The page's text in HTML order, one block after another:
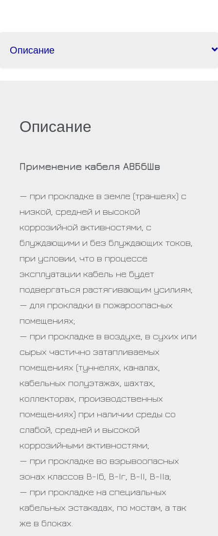
Описание
Описание
Применение кабеля АВБбШв
— при прокладке в земле (траншеях) с
низкой, средней и высокой
коррозийной активностями, с
блуждающими и без блуждающих токов,
при условии, что в процессе
эксплуатации кабель не будет
подвергаться растягивающим усилиям;
— для прокладки в пожароопасных
помещениях;
— при прокладке в воздухе, в сухих или
сырых частично затапливаемых
помещениях (туннелях, каналах,
кабельных полуэтажах, шахтах,
коллекторах, производственных
помещениях) при наличии среды со
слабой, средней и высокой
коррозийными активностями;
— при прокладке во взрывоопасных
зонах классов В-Iб, В-Iг, В-II, В-IIа;
— при прокладке на специальных
кабельных эстакадах, по мостам, а так
же в блоках.